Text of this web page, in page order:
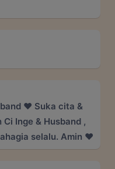
❤️ Suka cita &
Inge & Husband ,
selalu. Amin ❤️